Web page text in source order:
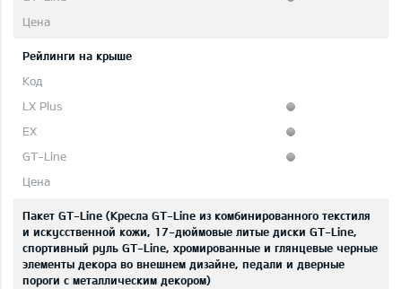
Рейлинги на крыше
Пакет GT-Line (Кресла GT-Line из комбинированного текстиля
и искусственной кожи, 17-дюймовые литые диски GT-Line,
спортивный руль GT-Line, хромированные и глянцевые черные
элементы декора во внешнем дизайне, педали и дверные
пороги с металлическим декором)